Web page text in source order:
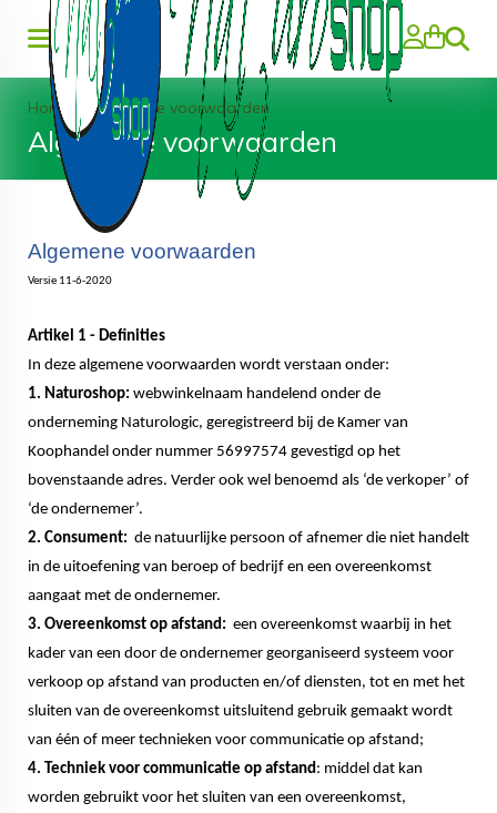
Zoeken
Home > Algemene voorwaarden
Algemene voorwaarden
Algemene voorwaarden
Versie 11-6-2020
Artikel 1 - Definities
In deze algemene voorwaarden wordt verstaan onder:
1. Naturoshop: webwinkelnaam handelend onder de
onderneming Naturologic, geregistreerd bij de Kamer van
Koophandel onder nummer 56997574 gevestigd op het
bovenstaande adres. Verder ook wel benoemd als ‘de verkoper’ of
‘de ondernemer’.
2. Consument: de natuurlijke persoon of afnemer die niet handelt
in de uitoefening van beroep of bedrijf en een overeenkomst
aangaat met de ondernemer.
3. Overeenkomst op afstand: een overeenkomst waarbij in het
kader van een door de ondernemer georganiseerd systeem voor
verkoop op afstand van producten en/of diensten, tot en met het
sluiten van de overeenkomst uitsluitend gebruik gemaakt wordt
van één of meer technieken voor communicatie op afstand;
4. Techniek voor communicatie op afstand: middel dat kan
worden gebruikt voor het sluiten van een overeenkomst,